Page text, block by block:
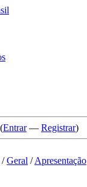
Entrar— Registrar)
/Geral /Apresentação